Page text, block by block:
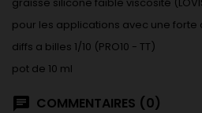
pour les applications avec une
diffs a billes 1/10 (PRO10 - TT)
pot de 10 ml
COMMENTAIRES (0)